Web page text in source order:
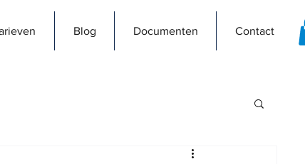
Blog Documenten Contact